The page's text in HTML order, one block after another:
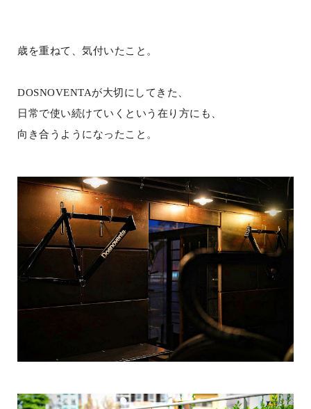
歳を重ねて、気付いたこと。
DOSNOVENTAが大切にしてきた、
日常で使い続けていくという在り方にも、
向き合うようになったこと。